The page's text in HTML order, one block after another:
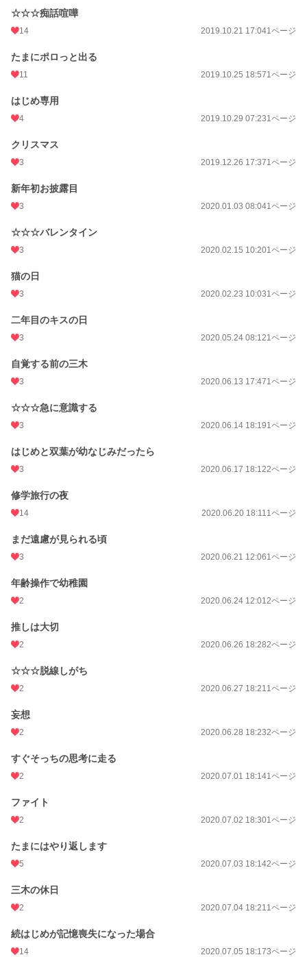
☆☆☆痴話喧嘩
14 2019.10.21 17:041ページ
たまにポロっと出る
11 2019.10.25 18:571ページ
はじめ専用
4 2019.10.29 07:231ページ
クリスマス
3 2019.12.26 17:371ページ
新年初お披露目
3 2020.01.03 08:041ページ
☆☆☆バレンタイン
3 2020.02.15 10:201ページ
猫の日
3 2020.02.23 10:031ページ
二年目のキスの日
3 2020.05.24 08:121ページ
自覚する前の三木
3 2020.06.13 17:471ページ
☆☆☆急に意識する
3 2020.06.14 18:191ページ
はじめと双葉が幼なじみだったら
3 2020.06.17 18:122ページ
修学旅行の夜
14 2020.06.20 18:111ページ
まだ遠慮が見られる頃
3 2020.06.21 12:061ページ
年齢操作で幼稚園
2 2020.06.24 12:012ページ
推しは大切
2 2020.06.26 18:282ページ
☆☆☆脱線しがち
2 2020.06.27 18:211ページ
妄想
2 2020.06.28 18:232ページ
すぐそっちの思考に走る
2 2020.07.01 18:141ページ
ファイト
2 2020.07.02 18:301ページ
たまにはやり返します
5 2020.07.03 18:142ページ
三木の休日
2 2020.07.04 18:211ページ
続はじめが記憶喪失になった場合
14 2020.07.05 18:173ページ